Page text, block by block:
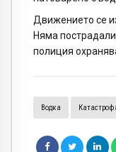
Движението се
Няма
полиция
Водка